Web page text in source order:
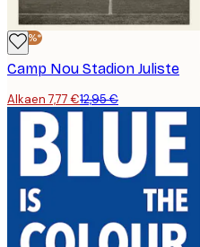
-40%*
Camp Nou Stadion Juliste
Alkaen 7,77 €12,95 €